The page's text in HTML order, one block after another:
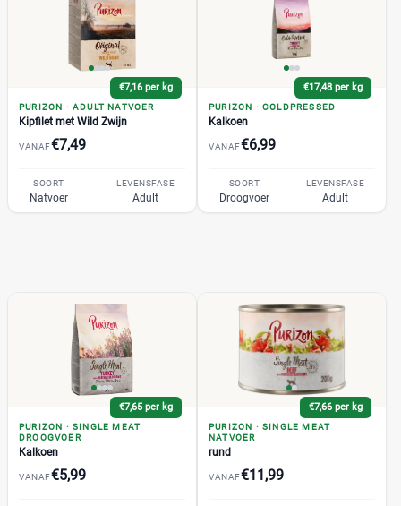
Kleine kat
Eigenschap kattenvoer
Geen kunstmatige smaakstoffen (0)
Graanvrij
Hypoallergeen
Kattenras
Brits Korthaar
Maine Coon
Noorse Boskat
(0)
Siamees
Sphynx
€7,16 per kg
PURIZON ·ADULT NATVOER
Kipfilet met Wild Zwijn
VANAF€7,49
SOORT
Natvoer
LEVENSFASE
Adult
€17,48 per kg
PURIZON ·COLDPRESSED
Kalkoen
VANAF€6,99
SOORT
Droogvoer
LEVENSFASE
Adult
€7,65 per kg
PURIZON ·SINGLE MEAT
DROOGVOER
Kalkoen
VANAF€5,99
€7,66 per kg
PURIZON ·SINGLE MEAT
NATVOER
rund
VANAF€11,99